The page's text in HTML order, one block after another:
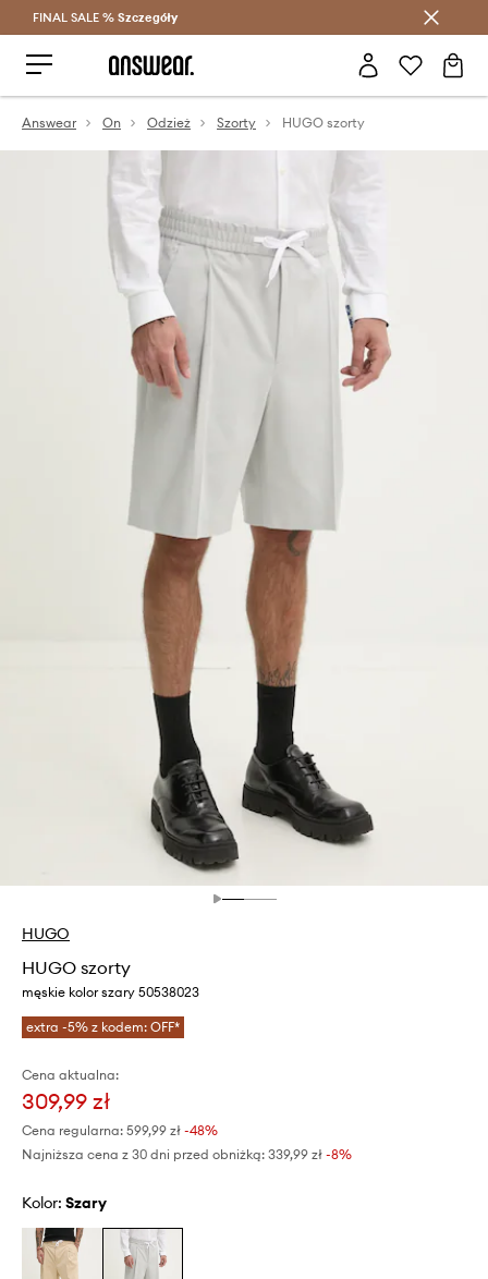
Oszczędzaj z Answear Club >
FINAL SALE % Szczegóły
Answear On Odzież Szorty HUGO szorty
HUGO
HUGO szorty
męskie kolor szary 50538023
extra -5% z kodem: OFF*
Cena aktualna:
309,99 zł
Cena regularna: 599,99 zł -48%
Najniższa cena z 30 dni przed obniżką: 339,99 zł -8%
Kolor: szary